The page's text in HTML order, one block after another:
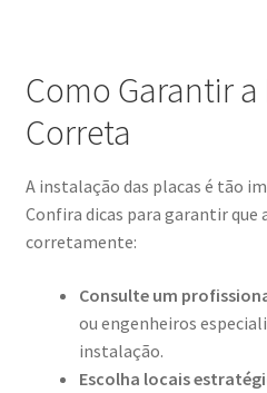
Como Garantir
Correta
A instalação das placas é tão
Confira dicas para garantir que
corretamente:
Consulte um
ou engenheiros
instalação.
Escolha locais